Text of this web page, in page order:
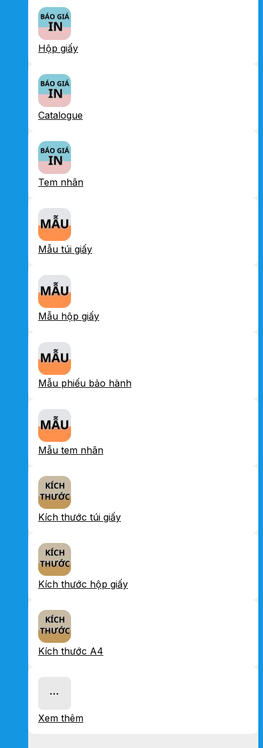
Hộp giấy
Catalogue
Tem nhãn
Mẫu túi giấy
Mẫu hộp giấy
Mẫu phiếu bảo hành
Mẫu tem nhãn
Kích thước túi giấy
Kích thước hộp giấy
Kích thước A4
Xem thêm